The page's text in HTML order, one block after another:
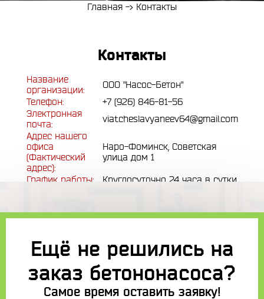
Главная -> Контакты
Контакты
Название
организации:
ООО "Насос-Бетон"
Телефон:
+7 (926) 846-81-56
Электронная
почта:
viatcheslavyaneev64@gmail.com
Адрес нашего
офиса
(Фактический
адрес):
Наро-Фоминск, Советская
улица дом 1
График работы: Круглосуточно 24 часа в сутки
Ещё не решились на
заказ бетононасоса?
Самое время оставить заявку!